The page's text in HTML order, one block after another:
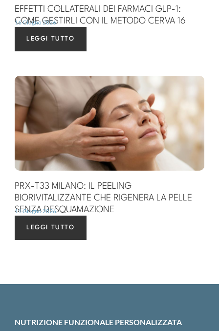
EFFETTI COLLATERALI DEI FARMACI GLP-1:
COME GESTIRLI CON IL METODO CERVA 16
16 Giugno 2026
LEGGI TUTTO
PRX-T33 MILANO: IL PEELING
BIORIVITALIZZANTE CHE RIGENERA LA PELLE
SENZA DESQUAMAZIONE
11 Giugno 2026
LEGGI TUTTO
NUTRIZIONE FUNZIONALE PERSONALIZZATA